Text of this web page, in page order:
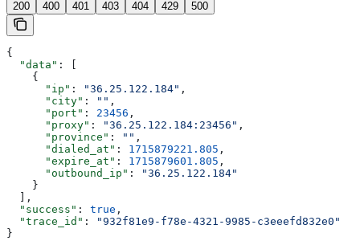
200 400 401 403 404 429 500
{
  "data"
: [
    {
      "ip"
: "36.25.122.184" ,
      "city"
: "" ,
      "port"
: 23456 ,
      "proxy"
: "36.25.122.184:23456" ,
      "province"
: "" ,
      "dialed_at"
: 1715879221.805 ,
      "expire_at"
: 1715879601.805 ,
      "outbound_ip"
:
"36.25.122.184"
    }
  ],
  "success"
: true ,
  "trace_id"
:
"932f81e9-f78e-4321-9985-c3eeefd832e0"
}